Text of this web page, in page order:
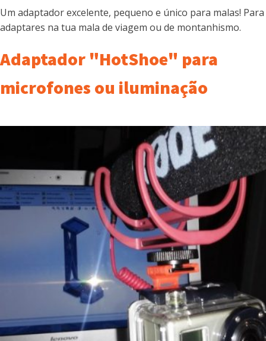
Um adaptador excelente, pequeno e único para malas! Para
adaptares na tua mala de viagem ou de montanhismo.
Adaptador "HotShoe" para
microfones ou iluminação